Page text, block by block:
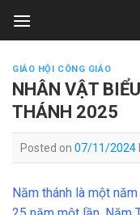
GIÁO HỘI CÔNG GIÁO
NHÂN VẬT
THÁNH 2025
Posted on 07/11/2024
Năm thánh là một